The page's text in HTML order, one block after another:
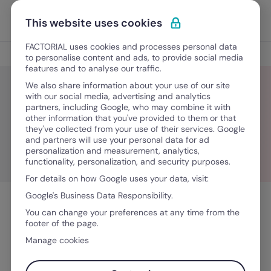
Ir al contenido
Pedir una demo
Blog
Gestión del tiempo
This website uses cookies
FACTORIAL uses cookies and processes personal data
to personalise content and ads, to provide social media
features and to analyse our traffic.
We also share information about your use of our site
with our social media, advertising and analytics
partners, including Google, who may combine it with
other information that you've provided to them or that
they've collected from your use of their services. Google
and partners will use your personal data for ad
personalization and measurement, analytics,
functionality, personalization, and security purposes.
For details on how Google uses your data, visit:
Google's Business Data Responsibility.
You can change your preferences at any time from the
footer of the page.
Manage cookies